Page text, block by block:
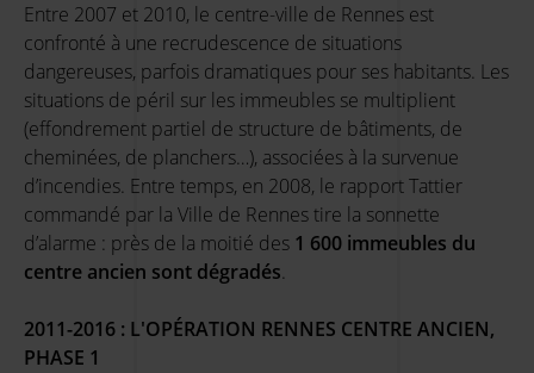
Entre 2007 et 2010, le centre-ville de Rennes est
confronté à une recrudescence de situations
dangereuses, parfois dramatiques pour ses habitants. Les
situations de péril sur les immeubles se multiplient
(effondrement partiel de structure de bâtiments, de
cheminées, de planchers…), associées à la survenue
d’incendies. Entre temps, en 2008, le rapport Tattier
commandé par la Ville de Rennes tire la sonnette
d’alarme : près de la moitié des 1 600 immeubles du
centre ancien sont dégradés.
2011-2016 : L'OPÉRATION RENNES CENTRE ANCIEN,
PHASE 1